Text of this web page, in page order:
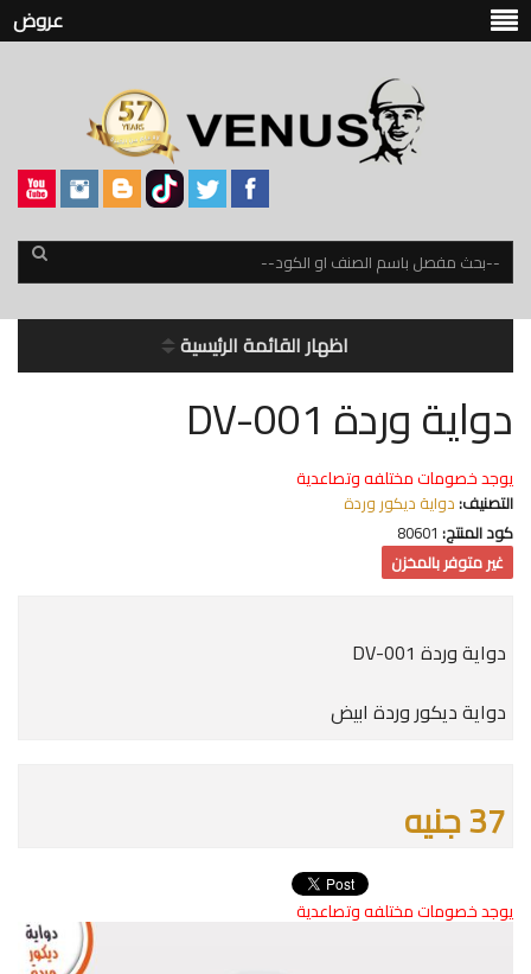
عروض
اظهار القائمة الرئيسية
دواية وردة DV-001
يوجد خصومات مختلفه وتصاعدية
التصنيف:دواية ديكور وردة
كود المنتج: 80601
غير متوفر بالمخزن
دواية وردة DV-001
دواية ديكور وردة ابيض
37 جنيه
يوجد خصومات مختلفه وتصاعدية